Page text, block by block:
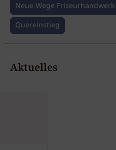
Neue Wege Friseurhandwerk
Quereinstieg
Aktuelles